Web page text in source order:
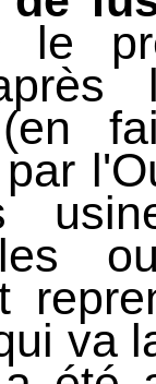
le
(en
les
va